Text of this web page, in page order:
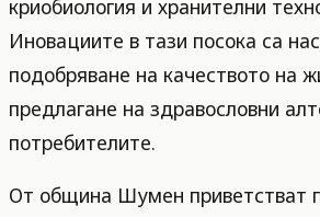
криобиология и хранителни
Иновациите в тази посока са
подобряване на качеството на
предлагане на здравословни
потребителите.
От община Шумен приветстват